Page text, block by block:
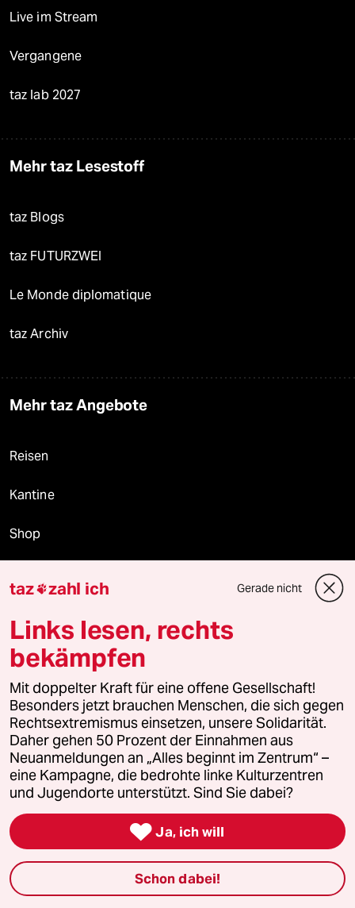
Live im Stream
Vergangene
taz lab 2027
Mehr taz Lesestoff
taz Blogs
taz FUTURZWEI
Le Monde diplomatique
taz Archiv
Mehr taz Angebote
Reisen
Kantine
Shop
Fragen & Hilfe
Feedback
Aboservice
ePaper Login
© 2026 taz Verlags und Vertriebs GmbH
Alle Rechte vorbehalten. Bei rechtlichen Fragen oder für Genehmigungen
taz zahl ich Gerade nicht
Links lesen, rechts
bekämpfen
Mit doppelter Kraft für eine offene Gesellschaft!
Besonders jetzt brauchen Menschen, die sich gegen
Rechtsextremismus einsetzen, unsere Solidarität.
Daher gehen 50 Prozent der Einnahmen aus
Neuanmeldungen an „Alles beginnt im Zentrum“ –
eine Kampagne, die bedrohte linke Kulturzentren
und Jugendorte unterstützt. Sind Sie dabei?
 Ja, ich will
Schon dabei!